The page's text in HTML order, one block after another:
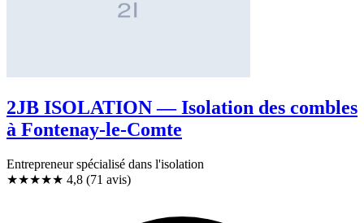
2JB ISOLATION — Isolation des combles
à Fontenay-le-Comte
Entrepreneur spécialisé dans l'isolation
★★★★★ 4,8 (71 avis)